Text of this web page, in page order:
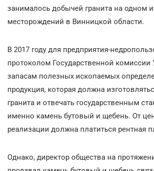
занималось добычей гранита на одном
месторождений в Винницкой области.
В 2017 году для предприятия-
протоколом Государственной комиссии
запасам полезных ископаемых
продукция, которая должна
гранита и отвечать государственным
именно камень бутовый и щебень. От
реализации должна платиться рентная
Однако, директор общества на